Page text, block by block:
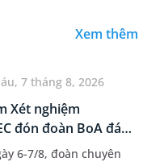
Xem thêm
7 tháng 8, 2026
Xét nghiệm
đón đoàn BoA đánh
6-7/8, đoàn chuyên